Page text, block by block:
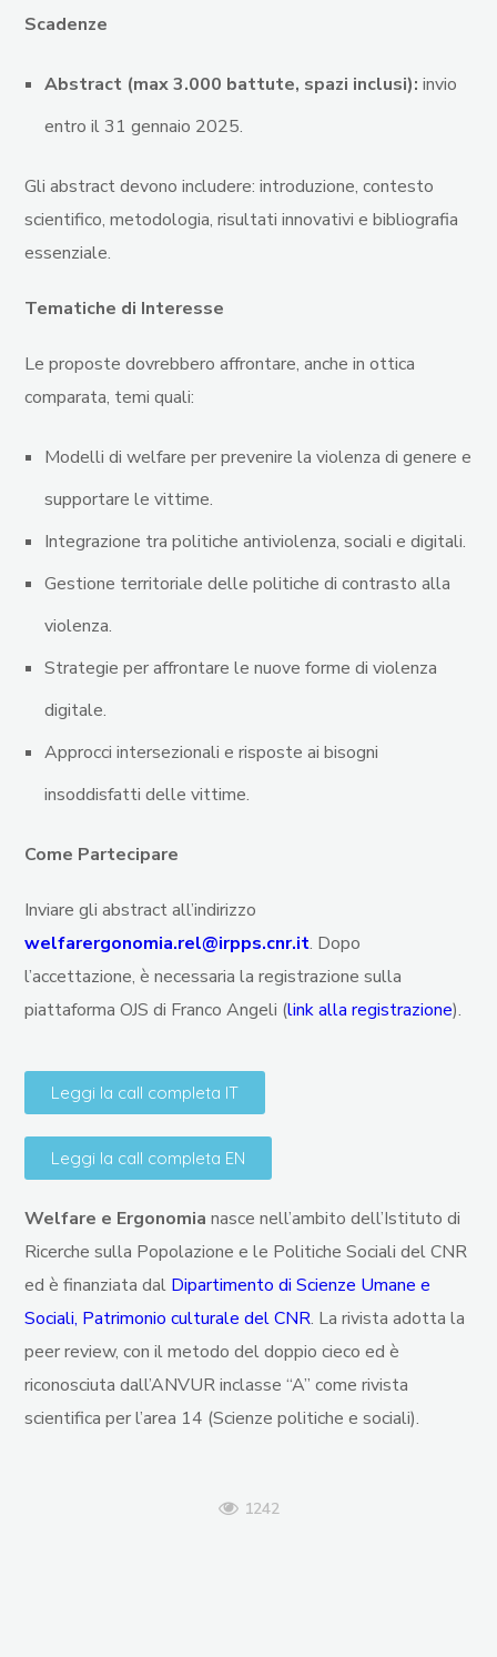
Scadenze
Abstract (max 3.000 battute, spazi inclusi): invio
entro il 31 gennaio 2025.
Gli abstract devono includere: introduzione, contesto
scientifico, metodologia, risultati innovativi e bibliografia
essenziale.
Tematiche di Interesse
Le proposte dovrebbero affrontare, anche in ottica
comparata, temi quali:
Modelli di welfare per prevenire la violenza di genere e
supportare le vittime.
Integrazione tra politiche antiviolenza, sociali e digitali.
Gestione territoriale delle politiche di contrasto alla
violenza.
Strategie per affrontare le nuove forme di violenza
digitale.
Approcci intersezionali e risposte ai bisogni
insoddisfatti delle vittime.
Come Partecipare
Inviare gli abstract all’indirizzo
welfarergonomia.rel@irpps.cnr.it. Dopo
l’accettazione, è necessaria la registrazione sulla
piattaforma OJS di Franco Angeli (link alla registrazione).
Leggi la call completa IT
Leggi la call completa EN
Welfare e Ergonomia nasce nell’ambito dell’Istituto di
Ricerche sulla Popolazione e le Politiche Sociali del CNR
ed è finanziata dal Dipartimento di Scienze Umane e
Sociali, Patrimonio culturale del CNR. La rivista adotta la
peer review, con il metodo del doppio cieco ed è
riconosciuta dall’ANVUR inclasse “A” come rivista
scientifica per l’area 14 (Scienze politiche e sociali).
1242